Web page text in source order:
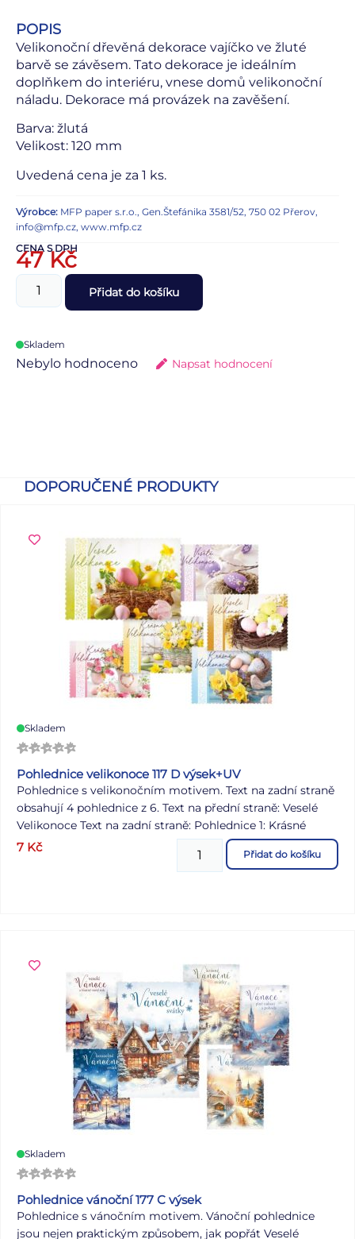
POPIS
Velikonoční dřevěná dekorace vajíčko ve žluté
barvě se závěsem. Tato dekorace je ideálním
doplňkem do interiéru, vnese domů velikonoční
náladu. Dekorace má provázek na zavěšení.
Barva: žlutá
Velikost: 120 mm
Uvedená cena je za 1 ks.
Výrobce: MFP paper s.r.o., Gen.Štefánika 3581/52, 750 02 Přerov,
info@mfp.cz, www.mfp.cz
CENA S DPH
47Kč
Přidat do košíku
Skladem
Nebylo hodnoceno Napsat hodnocení
DOPORUČENÉ PRODUKTY
Skladem
Pohlednice velikonoce 117 D výsek+UV
Pohlednice s velikonočním motivem. Text na zadní straně
obsahují 4 pohlednice z 6. Text na přední straně: Veselé
Velikonoce Text na zadní straně: Pohlednice 1: Krásné
prožití velikonočních svátků a bohatou pomlázku ze srdce
přeje Pohlednice 2: Příjemné prožití velikonočních svátků
lak Dodáváme v mixu po 6 ks dle skladové zásoby.
Uvedená cena je za 1 ks.
7 Kč Přidat do košíku
Skladem
Pohlednice vánoční 177 C výsek
Pohlednice s vánočním motivem. Vánoční pohlednice
jsou nejen praktickým způsobem, jak popřát Veselé